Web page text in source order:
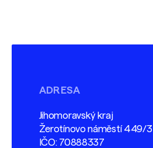
ADRESA
Jihomoravský kraj
Žerotínovo náměstí 449/3
IČO: 70888337